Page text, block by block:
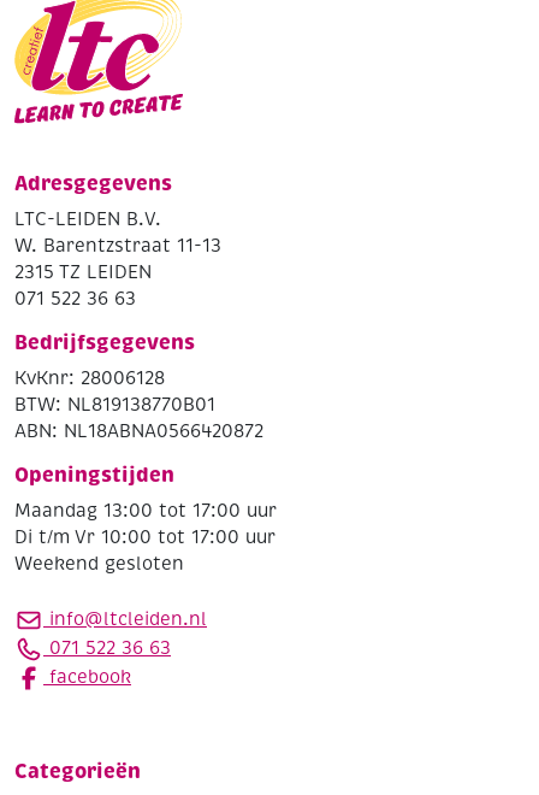
Adresgegevens
LTC-LEIDEN B.V.
W. Barentzstraat 11-13
2315 TZ LEIDEN
071 522 36 63
Bedrijfsgegevens
KvKnr: 28006128
BTW: NL819138770B01
ABN: NL18ABNA0566420872
Openingstijden
Maandag 13:00 tot 17:00 uur
Di t/m Vr 10:00 tot 17:00 uur
Weekend gesloten
info@ltcleiden.nl
071 522 36 63
facebook
Categorieën